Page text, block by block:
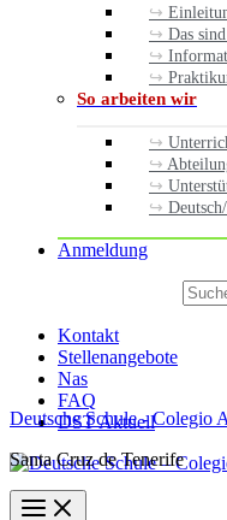
Das
So arbeiten wir
Anmeldung
nach:
Kontakt
Stellenangebote
Nas
FAQ
DST Aktuell
Deutsche Schule - Colegio
Santa Cruz de Tenerife